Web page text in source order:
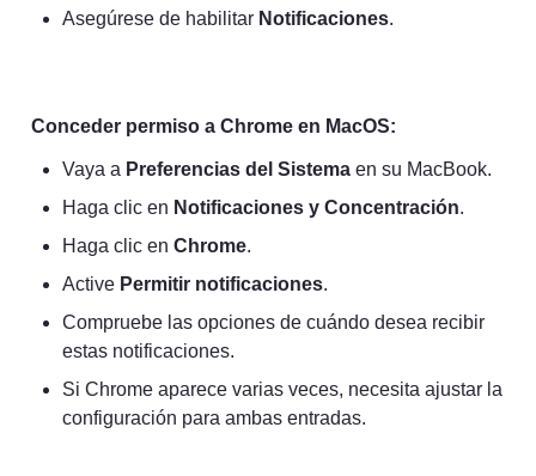
Asegúrese de habilitar Notificaciones.
Conceder permiso a Chrome en MacOS:
Vaya a Preferencias del Sistema en su MacBook.
Haga clic en Notificaciones y Concentración.
Haga clic en Chrome.
Active Permitir notificaciones.
Compruebe las opciones de cuándo desea recibir
estas notificaciones.
Si Chrome aparece varias veces, necesita ajustar la
configuración para ambas entradas.